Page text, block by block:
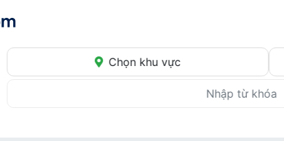
Chọn khu vực